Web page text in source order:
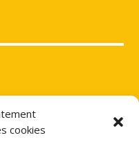
cookies